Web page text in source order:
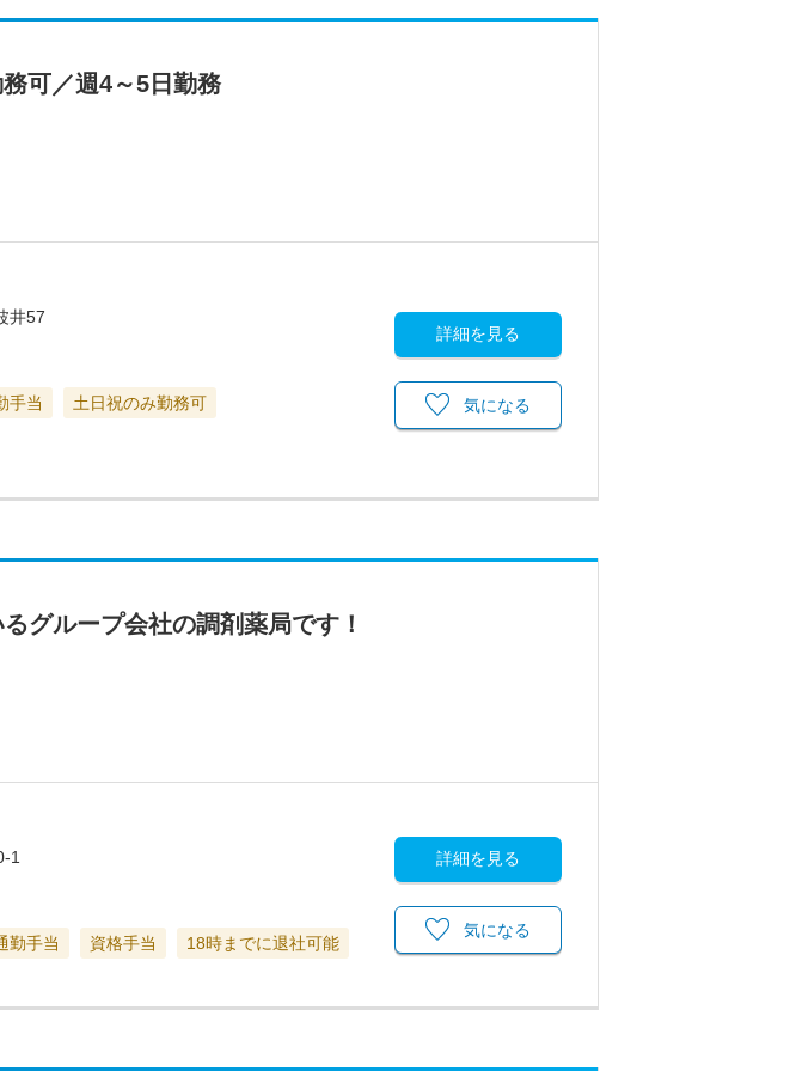
可／週4～5日勤務
井57
手当
土日祝のみ勤務可
詳細を見る
気になる
グループ会社の調剤薬局です！
1
勤手当 資格手当 18時までに退社可能
詳細を見る
気になる